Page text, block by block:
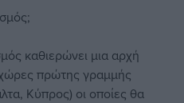
καθιερώνει μια αρχή
πρώτης γραμμής
Κύπρος) οι οποίες θα